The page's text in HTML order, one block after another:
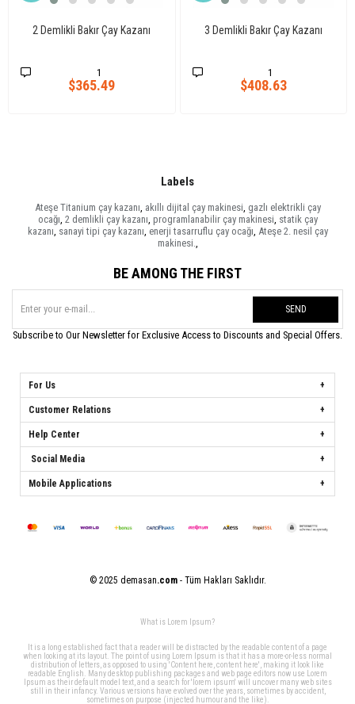
2 Demlikli Bakır Çay Kazanı
1
$365.49
3 Demlikli Bakır Çay Kazanı
1
$408.63
Labels
Ateşe Titanium çay kazanı akıllı dijital çay makinesi gazlı elektrikli çay
ocağı 2 demlikli çay kazanı programlanabilir çay makinesi statik çay
kazanı sanayi tipi çay kazanı enerji tasarruflu çay ocağı Ateşe 2. nesil çay
makinesi.
BE AMONG THE FIRST
SEND
Subscribe to Our Newsletter for Exclusive Access to Discounts and Special Offers.
For Us
Customer Relations
Help Center
Social Media
Mobile Applications
© 2025 demasan.com- Tüm Hakları Saklıdır.
What is Lorem Ipsum?
It is a long established fact that a reader will be distracted by the readable content of a page
when looking at its layout. The point of using Lorem Ipsum is that it has a more-or-less normal
distribution of letters, as opposed to using 'Content here, content here', making it look like
readable English. Many desktop publishing packages and web page editors now use Lorem
Ipsum as their default model text, and a search for 'lorem ipsum' will uncover many web sites
still in their infancy. Various versions have evolved over the years, sometimes by accident,
sometimes on purpose (injected humour and the like).